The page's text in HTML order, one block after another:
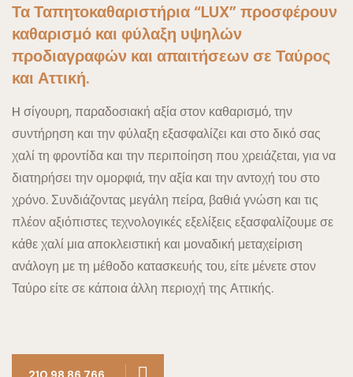
Τα Ταπητοκαθαριστήρια “LUX” προσφέρουν
καθαρισμό και φύλαξη υψηλών
προδιαγραφών και απαιτήσεων σε Ταύρος
και Αττική.
H σίγουρη, παραδοσιακή αξία στον καθαρισμό, την
συντήρηση και την φύλαξη εξασφαλίζει και στο δικό σας
χαλί τη φροντίδα και την περιποίηση που χρειάζεται, για να
διατηρήσει την ομορφιά, την αξία και την αντοχή του στο
χρόνο. Συνδιάζοντας μεγάλη πείρα, βαθιά γνώση και τις
πλέον αξιόπιστες τεχνολογικές εξελίξεις εξασφαλίζουμε σε
κάθε χαλί μια αποκλειστική και μοναδική μεταχείριση
ανάλογη με τη μέθοδο κατασκευής του, είτε μένετε στον
Ταύρο είτε σε κάποια άλλη περιοχή της Αττικής.